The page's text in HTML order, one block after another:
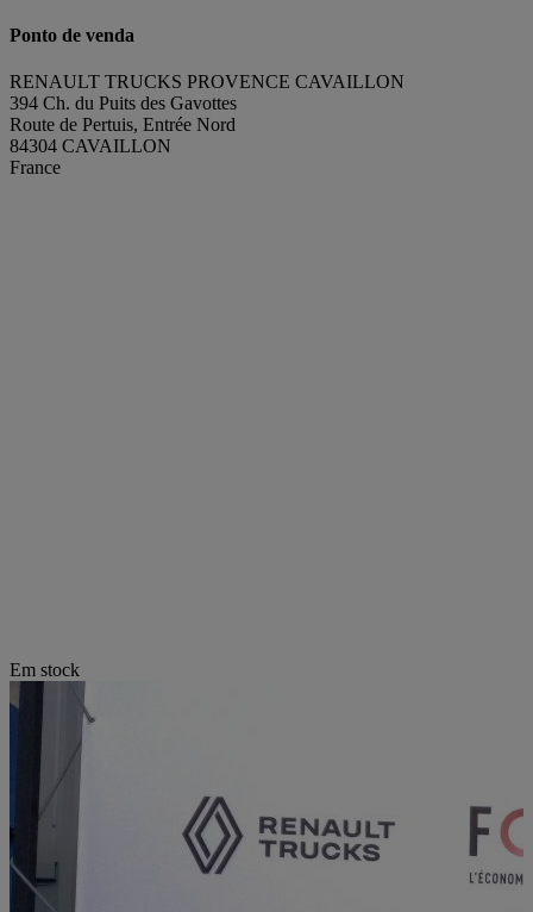
Ponto de venda
RENAULT TRUCKS PROVENCE CAVAILLON
394 Ch. du Puits des Gavottes
Route de Pertuis, Entrée Nord
84304 CAVAILLON
France
Em stock